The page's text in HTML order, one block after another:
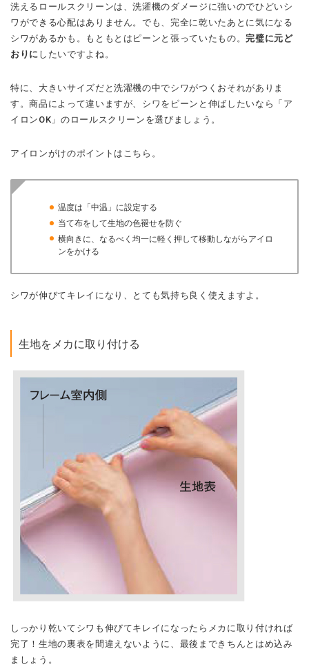
洗えるロールスクリーンは、洗濯機のダメージに強いのでひどいシ
ワができる心配はありません。でも、完全に乾いたあとに気になる
シワがあるかも。もともとはピーンと張っていたもの。完璧に元ど
おりに したいですよね。
特に、大きいサイズだと洗濯機の中でシワがつくおそれがありま
す。商品によって違いますが、シワをピーンと伸ばしたいなら「ア
イロンOK」のロールスクリーンを選びましょう。
アイロンがけのポイントはこちら。
温度は「中温」に設定する
当て布をして生地の色褪せを防ぐ
横向きに、なるべく均一に軽く押して移動しながらアイロ
ンをかける
シワが伸びてキレイになり、とても気持ち良く使えますよ。
生地をメカに取り付ける
しっかり乾いてシワも伸びてキレイになったらメカに取り付ければ
完了！生地の裏表を間違えないように、最後まできちんとはめ込み
ましょう。